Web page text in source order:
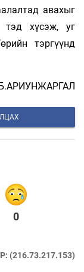
авахыг
тэд хүсэж, уг
тэргүүнд
0
(216.73.217.153)